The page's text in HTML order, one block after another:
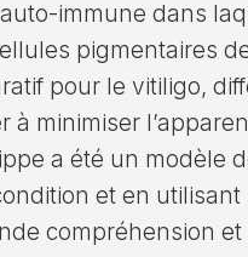
immune dans
pigmentaires
pour le vitiligo,
à minimiser
a été un modèle
et en
compréhension